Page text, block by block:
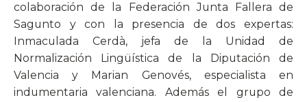
colaboración de la Federación Junta Fallera de
Sagunto y con la presencia de dos expertas:
Inmaculada Cerdà, jefa de la Unidad de
Normalización Lingüística de la Diputación de
Valencia y Marian Genovés, especialista en
indumentaria valenciana. Además el grupo de